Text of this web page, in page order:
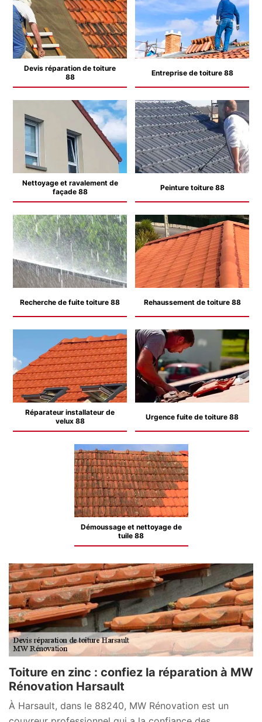
Devis réparation de toiture
88
Entreprise de toiture 88
Nettoyage et ravalement de
façade 88
Peinture toiture 88
Recherche de fuite toiture 88 Rehaussement de toiture 88
Réparateur installateur de
velux 88
Urgence fuite de toiture 88
Démoussage et nettoyage de
tuile 88
Toiture en zinc : confiez la réparation à MW
Rénovation Harsault
À Harsault, dans le 88240, MW Rénovation est un